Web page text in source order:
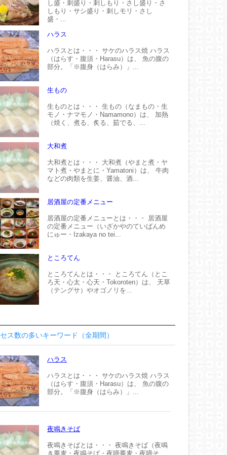
し盛・刺盛り・刺しもり・さし盛り・さ
しもり・サシ盛り・刺しモリ・さし
盛・...
ハラス
ハラスとは・・・ サケのハラス焼 ハラス
（はらす・腹須・Harasu）は、 魚の腹の
部分。「※腹身（はらみ）」...
生もの
生ものとは・・・ 生もの（なまもの・生
モノ・ナマモノ・Namamono）は、 加熱
（焼く、煮る、炙る、茹でる、...
大和煮
大和煮とは・・・ 大和煮（やまと煮・ヤ
マト煮・やまとに・Yamatoni）は、 牛肉
などの肉類を生姜、醤油、酒...
居酒屋の定番メニュー
居酒屋の定番メニューとは・・・ 居酒屋
の定番メニュー（いざかやのていばんめ
にゅー・Izakaya no tei...
ところてん
ところてんとは・・・ ところてん（とこ
ろ天・心太・心天・Tokoroten）は、 天草
（テングサ）やオゴノリを...
ス数の多いキーワード（全期間）
ハラス
ハラスとは・・・ サケのハラス焼 ハラス
（はらす・腹須・Harasu）は、 魚の腹の
部分。「※腹身（はらみ）」...
夜鳴きそば
夜鳴きそばとは・・・ 夜鳴きそば（夜鳴
き蕎麦・夜鳴そば・夜啼蕎麦・夜啼そ